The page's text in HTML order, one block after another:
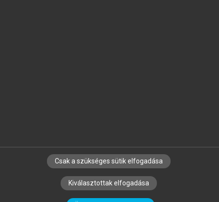
SZERZŐKNEK CÉGEKNEK KÖNYVTÁROSOKNAK
SZERKESZTÉSI ÉS LEKTORÁLÁSI ALAPELVEK
Csak a szükséges sütik elfogadása
Kiválasztottak elfogadása